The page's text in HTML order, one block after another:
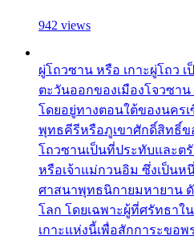
942 views
ผู่โถวซาน หรือ เกาะผู่โถว
ตะวันออกของเมืองโจวซา
โดยอยู่ทางตอนใต้ของนครเ
พุทธคีรีหรือภูเขาศักดิ์สิทธิ์ข
โถวซานเป็นที่ประทับและต
หรือเจ้าแม่กวนอิม ซึ่งเป็นห
ศาสนาพุทธนิกายมหายาน
โลก โดยเฉพาะผู้ที่ศรัทธาใ
เกาะแห่งนี้เพื่อสักการะขอ